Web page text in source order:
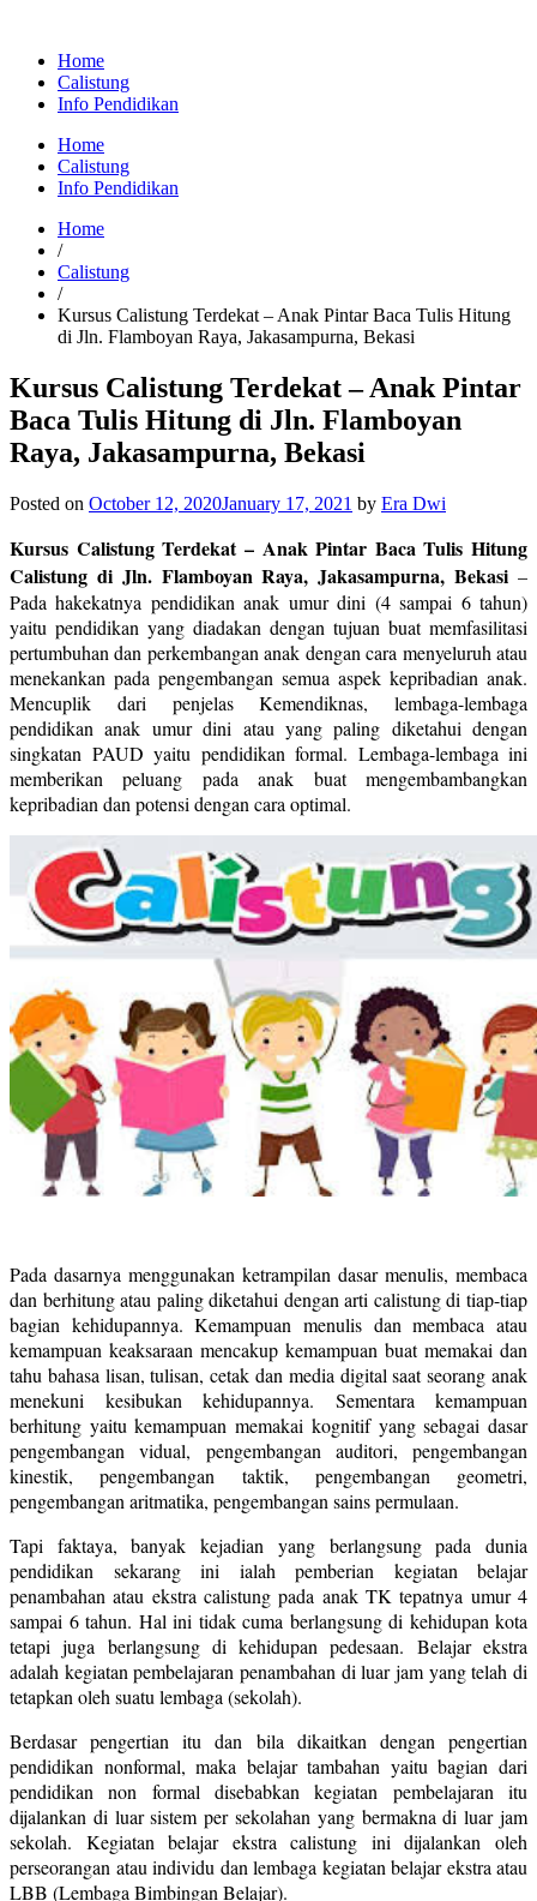
Home
Calistung
Info Pendidikan
Home
Calistung
Info Pendidikan
Home
/
Calistung
/
Kursus Calistung Terdekat – Anak Pintar Baca Tulis Hitung
di Jln. Flamboyan Raya, Jakasampurna, Bekasi
Kursus Calistung Terdekat – Anak Pintar
Baca Tulis Hitung di Jln. Flamboyan
Raya, Jakasampurna, Bekasi
Posted on October 12, 2020January 17, 2021 by Era Dwi
Kursus Calistung Terdekat – Anak Pintar Baca Tulis Hitung
Calistung di Jln. Flamboyan Raya, Jakasampurna, Bekasi –
Pada hakekatnya pendidikan anak umur dini (4 sampai 6 tahun)
yaitu pendidikan yang diadakan dengan tujuan buat memfasilitasi
pertumbuhan dan perkembangan anak dengan cara menyeluruh atau
menekankan pada pengembangan semua aspek kepribadian anak.
Mencuplik dari penjelas Kemendiknas, lembaga-lembaga
pendidikan anak umur dini atau yang paling diketahui dengan
singkatan PAUD yaitu pendidikan formal. Lembaga-lembaga ini
memberikan peluang pada anak buat mengembambangkan
kepribadian dan potensi dengan cara optimal.
Pada dasarnya menggunakan ketrampilan dasar menulis, membaca
dan berhitung atau paling diketahui dengan arti calistung di tiap-tiap
bagian kehidupannya. Kemampuan menulis dan membaca atau
kemampuan keaksaraan mencakup kemampuan buat memakai dan
tahu bahasa lisan, tulisan, cetak dan media digital saat seorang anak
menekuni kesibukan kehidupannya. Sementara kemampuan
berhitung yaitu kemampuan memakai kognitif yang sebagai dasar
pengembangan vidual, pengembangan auditori, pengembangan
kinestik, pengembangan taktik, pengembangan geometri,
pengembangan aritmatika, pengembangan sains permulaan.
Tapi faktaya, banyak kejadian yang berlangsung pada dunia
pendidikan sekarang ini ialah pemberian kegiatan belajar
penambahan atau ekstra calistung pada anak TK tepatnya umur 4
sampai 6 tahun. Hal ini tidak cuma berlangsung di kehidupan kota
tetapi juga berlangsung di kehidupan pedesaan. Belajar ekstra
adalah kegiatan pembelajaran penambahan di luar jam yang telah di
tetapkan oleh suatu lembaga (sekolah).
Berdasar pengertian itu dan bila dikaitkan dengan pengertian
pendidikan nonformal, maka belajar tambahan yaitu bagian dari
pendidikan non formal disebabkan kegiatan pembelajaran itu
dijalankan di luar sistem per sekolahan yang bermakna di luar jam
sekolah. Kegiatan belajar ekstra calistung ini dijalankan oleh
perseorangan atau individu dan lembaga kegiatan belajar ekstra atau
LBB (Lembaga Bimbingan Belajar).